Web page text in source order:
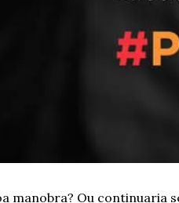
manobra? Ou continuaria